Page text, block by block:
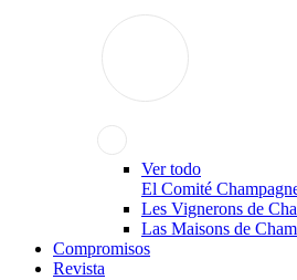
Ver todo
El Comité
Les Vignerons de
Las Maisons de
Compromisos
Revista